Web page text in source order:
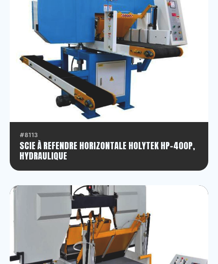
#8113
SCIE À REFENDRE HORIZONTALE HOLYTEK HP-400P,
HYDRAULIQUE